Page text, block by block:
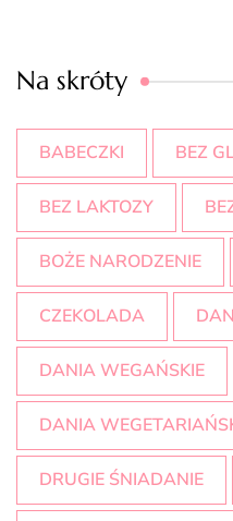
Na skróty
BABECZKI BEZ
BEZ LAKTOZY
BOŻE NARODZENIE
CZEKOLADA
DANIA WEGAŃSKIE
DANIA
DRUGIE ŚNIADANIE